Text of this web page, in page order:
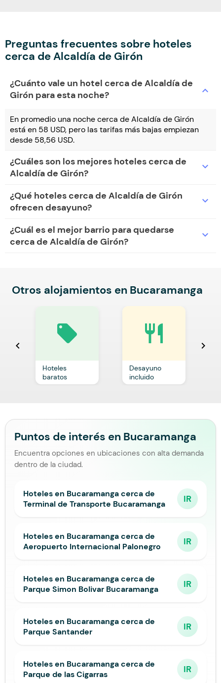
Preguntas frecuentes sobre hoteles
cerca de Alcaldía de Girón
¿Cuánto vale un hotel cerca de Alcaldía de
Girón para esta noche?
expand_more
En promedio una noche cerca de Alcaldía de Girón
está en 58 USD, pero las tarifas más bajas empiezan
desde 58,56 USD.
¿Cuáles son los mejores hoteles cerca de
Alcaldía de Girón?
expand_more
¿Qué hoteles cerca de Alcaldía de Girón
ofrecen desayuno?
expand_more
¿Cuál es el mejor barrio para quedarse
cerca de Alcaldía de Girón?
expand_more
Otros alojamientos en Bucaramanga
chevron_left
local_offer
Hoteles
baratos
restaurant
Desayuno
incluido
chevron_right
Puntos de interés en Bucaramanga
Encuentra opciones en ubicaciones con alta demanda
dentro de la ciudad.
Hoteles en Bucaramanga cerca de
Terminal de Transporte Bucaramanga
IR
Hoteles en Bucaramanga cerca de
Aeropuerto Internacional Palonegro
IR
Hoteles en Bucaramanga cerca de
Parque Simon Bolivar Bucaramanga
IR
Hoteles en Bucaramanga cerca de
Parque Santander
IR
Hoteles en Bucaramanga cerca de
Parque de las Cigarras
IR